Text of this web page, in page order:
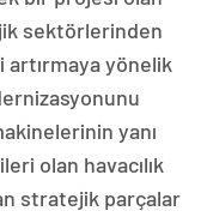
sektörlerinden
yönelik
yanı
olan havacılık
stratejik parçalar